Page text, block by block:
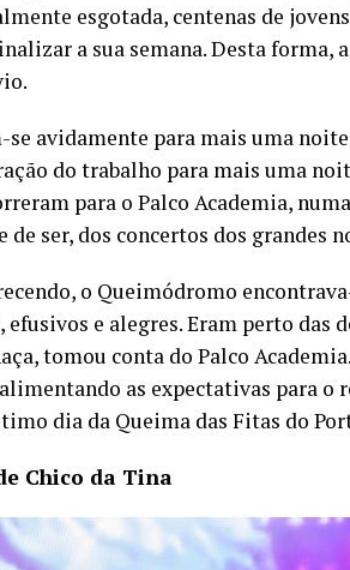
esgotada, centenas de
a sua semana. Desta
avidamente para mais uma
do trabalho para mais uma
para o Palco Academia,
ser, dos concertos dos grandes
o Queimódromo
e alegres. Eram perto das
tomou conta do Palco
as expectativas para o
dia da Queima das Fitas do
Chico da Tina